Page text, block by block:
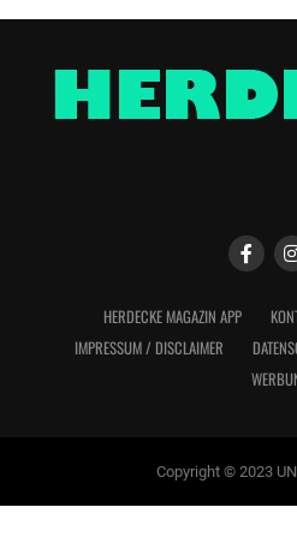
HERDECKE MAGAZIN APP
IMPRESSUM / DISCLAIMER
Copyright © 2023